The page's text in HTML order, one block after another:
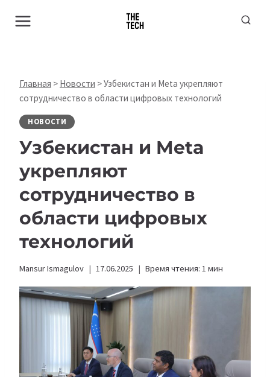
Главная > Новости >Узбекистан и Meta укрепляют
сотрудничество в области цифровых технологий
НОВОСТИ
Узбекистан и Meta
укрепляют
сотрудничество в
области цифровых
технологий
Mansur Ismagulov 17.06.2025 Время чтения: 1 мин